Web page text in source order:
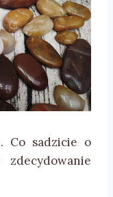
Co sadzicie o